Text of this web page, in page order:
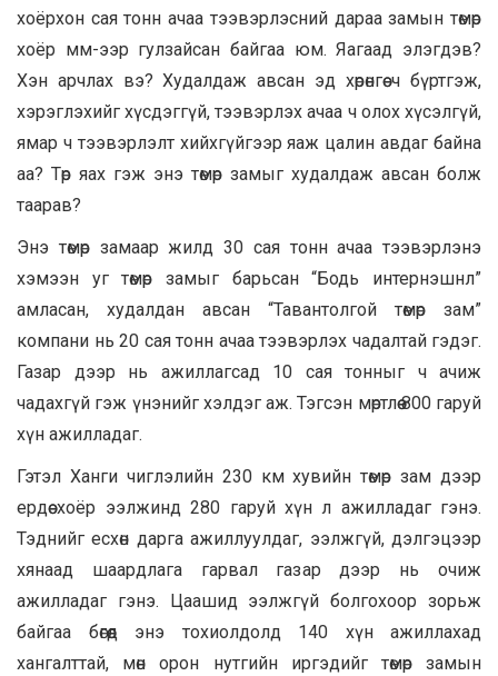
хоёрхон сая тонн ачаа тээвэрлэсний дараа замын төмөр
хоёр мм-ээр гулзайсан байгаа юм. Яагаад элэгдэв?
Хэн арчлах вэ? Худалдаж авсан эд хөрөнгөө ч бүртгэж,
хэрэглэхийг хүсдэггүй, тээвэрлэх ачаа ч олох хүсэлгүй,
ямар ч тээвэрлэлт хийхгүйгээр яаж цалин авдаг байна
аа? Төр яах гэж энэ төмөр замыг худалдаж авсан болж
таарав?
Энэ төмөр замаар жилд 30 сая тонн ачаа тээвэрлэнэ
хэмээн уг төмөр замыг барьсан “Бодь интернэшнл”
амласан, худалдан авсан “Тавантолгой төмөр зам”
компани нь 20 сая тонн ачаа тээвэрлэх чадалтай гэдэг.
Газар дээр нь ажиллагсад 10 сая тонныг ч ачиж
чадахгүй гэж үнэнийг хэлдэг аж. Тэгсэн мөртлөө 800 гаруй
хүн ажилладаг.
Гэтэл Ханги чиглэлийн 230 км хувийн төмөр зам дээр
ердөө хоёр ээлжинд 280 гаруй хүн л ажилладаг гэнэ.
Тэднийг есхөн дарга ажиллуулдаг, ээлжгүй, дэлгэцээр
хянаад шаардлага гарвал газар дээр нь очиж
ажилладаг гэнэ. Цаашид ээлжгүй болгохоор зорьж
байгаа бөгөөд энэ тохиолдолд 140 хүн ажиллахад
хангалттай, мөн орон нутгийн иргэдийг төмөр замын